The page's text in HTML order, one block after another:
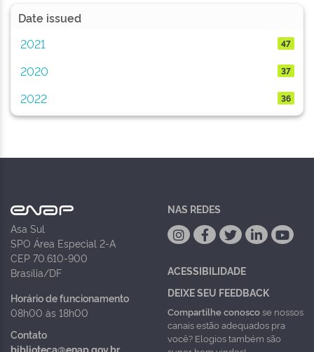
Date issued
2021
47
2020 37
2022 36
Asa Sul
SPO Área Especial 2-A
CEP 70.610-900
Brasília/DF
Horário de funcionamento
08h00 às 18h00
Contato
biblioteca@enap.gov.br
NAS REDES
ACESSIBILIDADE
DEIXE SEU FEEDBACK
Compartilhe conoscose nossos
canais estão adequados pra
você? Elogios também são